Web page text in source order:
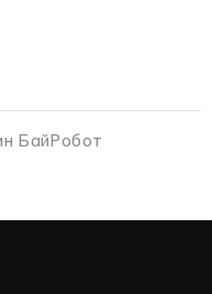
БайРобот